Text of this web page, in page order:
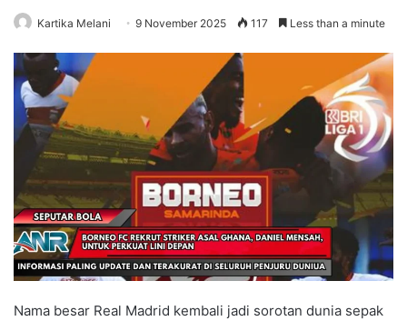
Kartika Melani 9 November 2025 117 Less than a minute
Nama besar Real Madrid kembali jadi sorotan dunia sepak